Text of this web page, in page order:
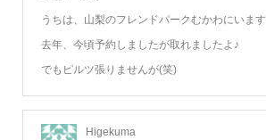
うちは、山梨のフレンドパークむかわにいます
去年、今頃予約しましたが取れましたよ♪
でもピルツ張りませんが(笑)
Higekuma